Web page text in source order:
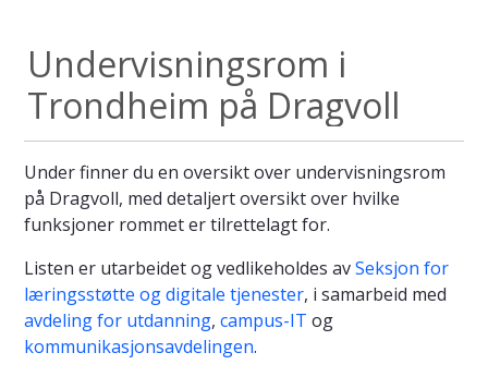
Undervisningsrom i
Trondheim på Dragvoll
Under finner du en oversikt over undervisningsrom
på Dragvoll, med detaljert oversikt over hvilke
funksjoner rommet er tilrettelagt for.
Listen er utarbeidet og vedlikeholdes avSeksjon for
læringsstøtte og digitale tjenester, i samarbeid med
avdeling for utdanning, campus-IT og
kommunikasjonsavdelingen.